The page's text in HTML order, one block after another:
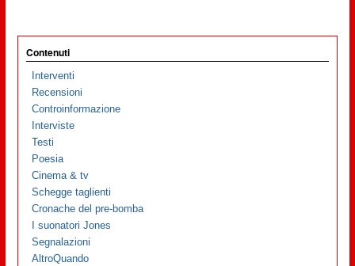
Contenuti
Interventi
Recensioni
Controinformazione
Interviste
Testi
Poesia
Cinema & tv
Schegge taglienti
Cronache del pre-bomba
I suonatori Jones
Segnalazioni
AltroQuando